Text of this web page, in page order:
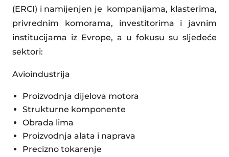
(ERCI) i namijenjen je kompanijama, klasterima,
privrednim komorama, investitorima i javnim
institucijama iz Evrope, a u fokusu su sljedeće
sektori:
Avioindustrija
Proizvodnja dijelova motora
Strukturne komponente
Obrada lima
Proizvodnja alata i naprava
Precizno tokarenje